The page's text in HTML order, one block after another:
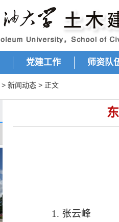
党建工作 师资队
> 新闻动态 > 正文
1. 张云峰